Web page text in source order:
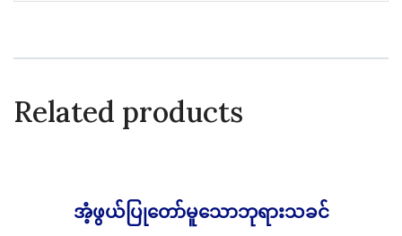
Related products
6,000.00Ks
အံ့ဖွယ်ပြုတော်မူသောဘုရားသခင်